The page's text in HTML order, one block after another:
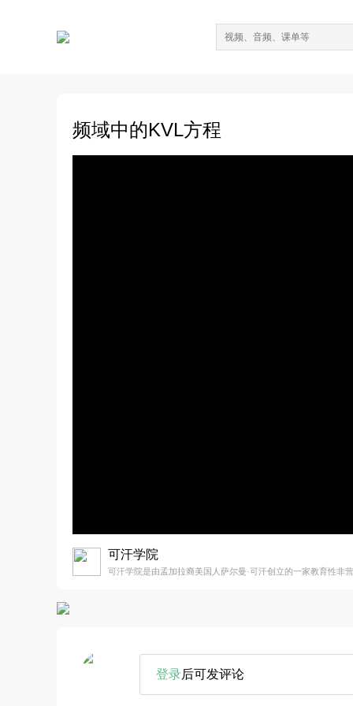
频域中的KVL方程
可汗学院
可汗学院是由孟加拉裔美国人萨尔曼·可汗创立的一家教育性非营
登录后可发评论